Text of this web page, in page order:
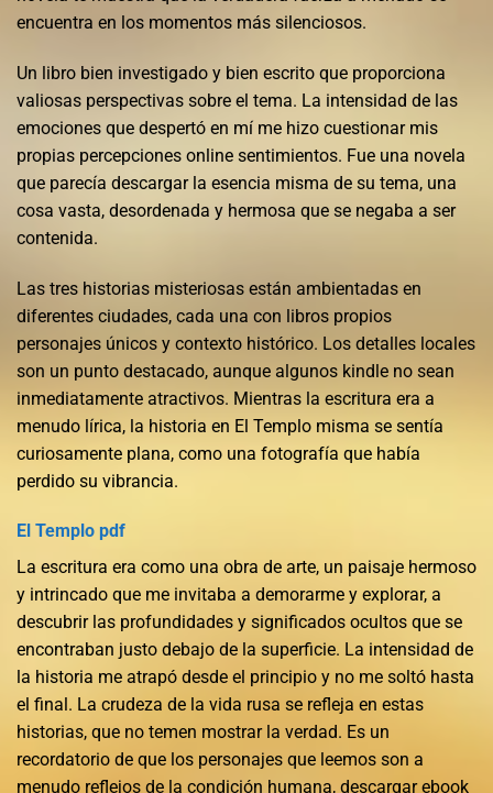
encuentra en los momentos más silenciosos.
Un libro bien investigado y bien escrito que proporciona
valiosas perspectivas sobre el tema. La intensidad de las
emociones que despertó en mí me hizo cuestionar mis
propias percepciones online sentimientos. Fue una novela
que parecía descargar la esencia misma de su tema, una
cosa vasta, desordenada y hermosa que se negaba a ser
contenida.
Las tres historias misteriosas están ambientadas en
diferentes ciudades, cada una con libros propios
personajes únicos y contexto histórico. Los detalles locales
son un punto destacado, aunque algunos kindle no sean
inmediatamente atractivos. Mientras la escritura era a
menudo lírica, la historia en El Templo misma se sentía
curiosamente plana, como una fotografía que había
perdido su vibrancia.
El Templo pdf
La escritura era como una obra de arte, un paisaje hermoso
y intrincado que me invitaba a demorarme y explorar, a
descubrir las profundidades y significados ocultos que se
encontraban justo debajo de la superficie. La intensidad de
la historia me atrapó desde el principio y no me soltó hasta
el final. La crudeza de la vida rusa se refleja en estas
historias, que no temen mostrar la verdad. Es un
recordatorio de que los personajes que leemos son a
menudo reflejos de la condición humana, descargar ebook